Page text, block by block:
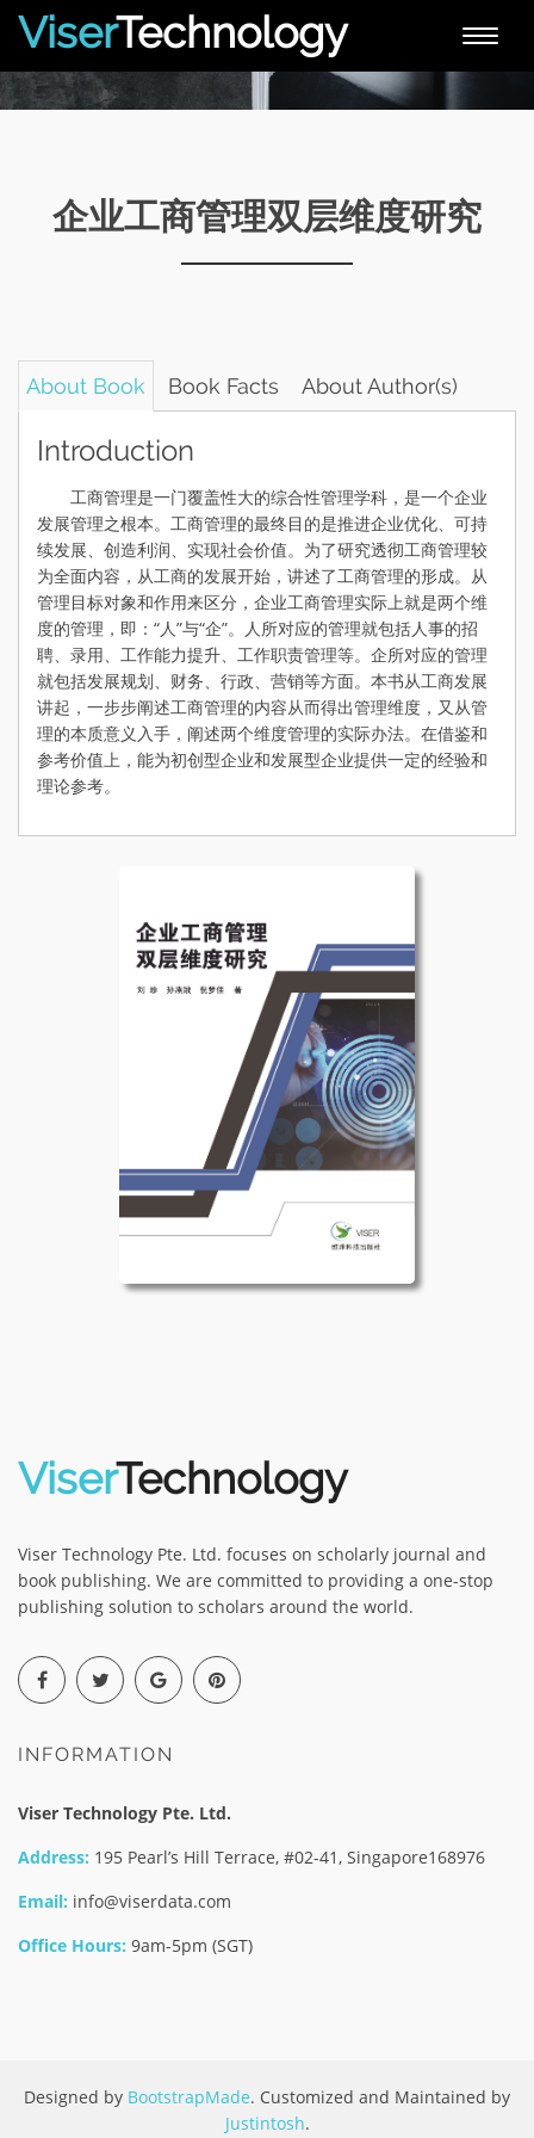
Toggle
ViserTechnology
企业工商管理双层维度研究
About Book Book Facts About Author(s)
Introduction
工商管理是一门覆盖性大的综合性管理学科，是一个企业
发展管理之根本。工商管理的最终目的是推进企业优化、可持
续发展、创造利润、实现社会价值。为了研究透彻工商管理较
为全面内容，从工商的发展开始，讲述了工商管理的形成。从
管理目标对象和作用来区分，企业工商管理实际上就是两个维
度的管理，即：“人”与“企”。人所对应的管理就包括人事的招
聘、录用、工作能力提升、工作职责管理等。企所对应的管理
就包括发展规划、财务、行政、营销等方面。本书从工商发展
讲起，一步步阐述工商管理的内容从而得出管理维度，又从管
理的本质意义入手，阐述两个维度管理的实际办法。在借鉴和
参考价值上，能为初创型企业和发展型企业提供一定的经验和
理论参考。
ViserTechnology
Viser Technology Pte. Ltd. focuses on scholarly journal and
book publishing. We are committed to providing a one-stop
publishing solution to scholars around the world.
INFORMATION
Viser Technology Pte. Ltd.
Address: 195 Pearl’s Hill Terrace, #02-41, Singapore168976
Email: info@viserdata.com
Office Hours: 9am-5pm (SGT)
Designed by BootstrapMade. Customized and Maintained by
Justintosh.